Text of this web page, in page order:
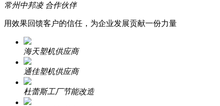
常州中邦凌 合作伙伴
用效果回馈客户的信任，为企业发展贡献一份力量
海天塑机供应商
通佳塑机供应商
杜蕾斯工厂节能改造